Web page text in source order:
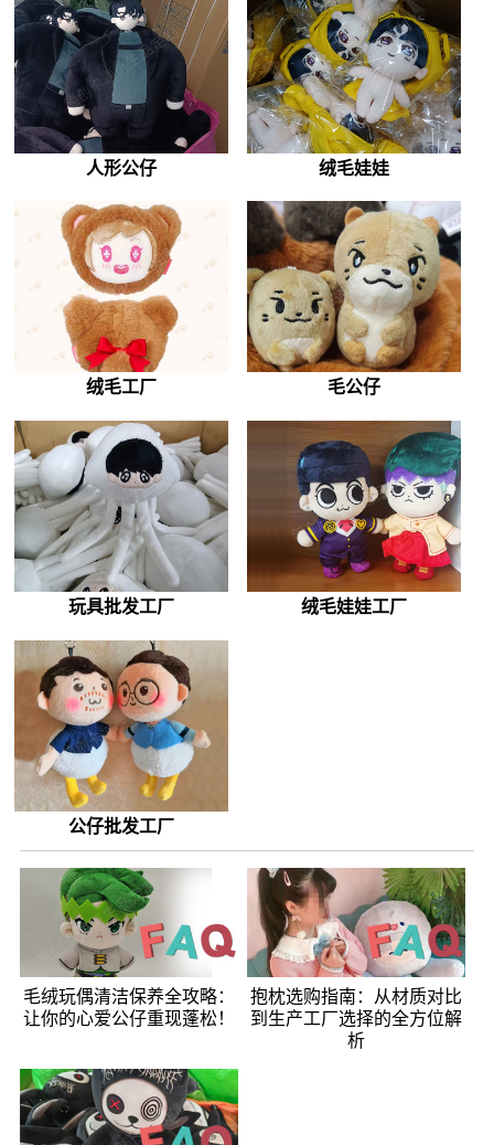
人形公仔 绒毛娃娃
绒毛工厂 毛公仔
玩具批发工厂 绒毛娃娃工厂
公仔批发工厂
毛绒玩偶清洁保养全攻略：
让你的心爱公仔重现蓬松！
抱枕选购指南：从材质对比
到生产工厂选择的全方位解
析